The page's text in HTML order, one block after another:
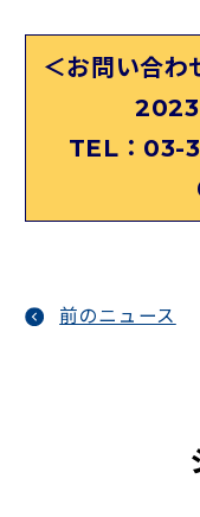
＜お問い合わ
2023
TEL：03-
前のニュース